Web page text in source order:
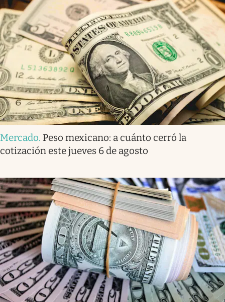
Mercado. Peso mexicano: a cuánto cerró la
cotización este jueves 6 de agosto